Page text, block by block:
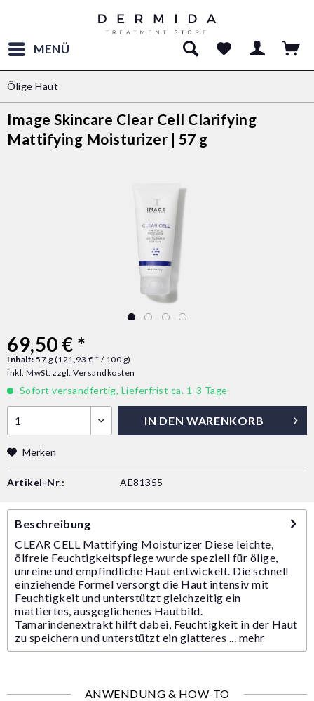
MENÜ
Ölige Haut
Image Skincare Clear Cell Clarifying
Mattifying Moisturizer | 57 g
69,50 € *
Inhalt: 57 g (121,93 € * / 100 g)
inkl. MwSt. zzgl. Versandkosten
Sofort versandfertig, Lieferfrist ca. 1-3 Tage
IN DEN WARENKORB
Merken
Artikel-Nr.: AE81355
Beschreibung
CLEAR CELL Mattifying Moisturizer Diese leichte,
ölfreie Feuchtigkeitspflege wurde speziell für ölige,
unreine und empfindliche Haut entwickelt. Die schnell
einziehende Formel versorgt die Haut intensiv mit
Feuchtigkeit und unterstützt gleichzeitig ein
mattiertes, ausgeglichenes Hautbild.
Tamarindenextrakt hilft dabei, Feuchtigkeit in der Haut
zu speichern und unterstützt ein glatteres ... mehr
ANWENDUNG & HOW-TO